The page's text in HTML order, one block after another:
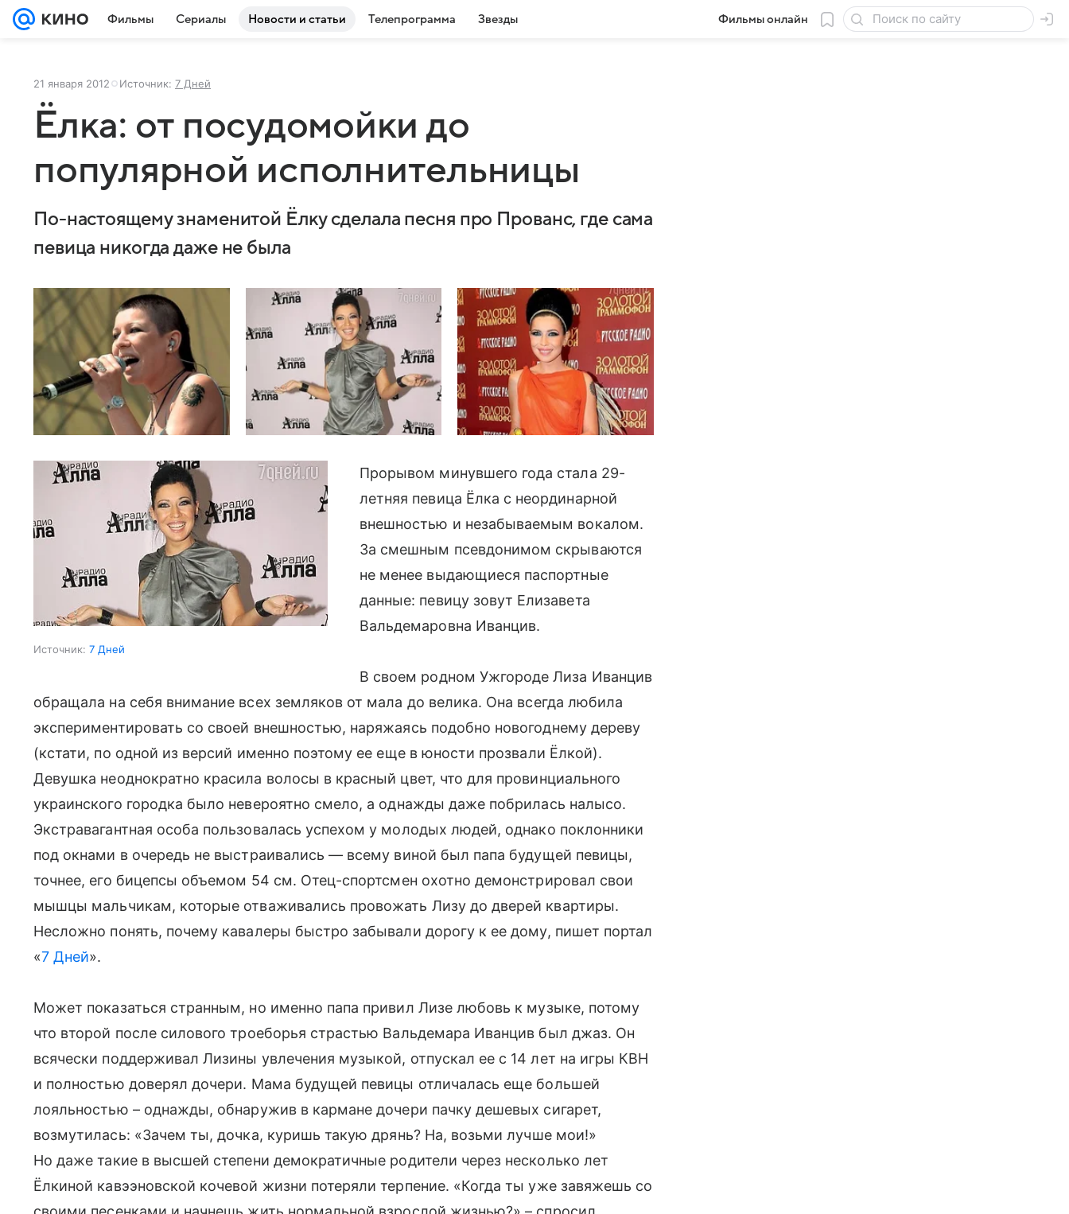
Фильмы Сериалы Новости и статьи Телепрограмма Звезды Фильмы онлайн
21 января 2012 Источник: 7 Дней
Ёлка: от посудомойки до
популярной исполнительницы
По-настоящему знаменитой Ёлку сделала песня про Прованс, где сама
певица никогда даже не была
Источник: 7 Дней
Прорывом минувшего года стала 29-
летняя певица Ёлка с неординарной
внешностью и незабываемым вокалом.
За смешным псевдонимом скрываются
не менее выдающиеся паспортные
данные: певицу зовут Елизавета
Вальдемаровна Иванцив.
В своем родном Ужгороде Лиза Иванцив
обращала на себя внимание всех земляков от мала до велика. Она всегда любила
экспериментировать со своей внешностью, наряжаясь подобно новогоднему дереву
(кстати, по одной из версий именно поэтому ее еще в юности прозвали Ёлкой).
Девушка неоднократно красила волосы в красный цвет, что для провинциального
украинского городка было невероятно смело, а однажды даже побрилась налысо.
Экстравагантная особа пользовалась успехом у молодых людей, однако поклонники
под окнами в очередь не выстраивались — всему виной был папа будущей певицы,
точнее, его бицепсы объемом 54 см. Отец-спортсмен охотно демонстрировал свои
мышцы мальчикам, которые отваживались провожать Лизу до дверей квартиры.
Несложно понять, почему кавалеры быстро забывали дорогу к ее дому, пишет портал
«7 Дней».
Может показаться странным, но именно папа привил Лизе любовь к музыке, потому
что второй после силового троеборья страстью Вальдемара Иванцив был джаз. Он
всячески поддерживал Лизины увлечения музыкой, отпускал ее с 14 лет на игры КВН
и полностью доверял дочери. Мама будущей певицы отличалась еще большей
лояльностью – однажды, обнаружив в кармане дочери пачку дешевых сигарет,
возмутилась: «Зачем ты, дочка, куришь такую дрянь? На, возьми лучше мои!»
Но даже такие в высшей степени демократичные родители через несколько лет
Ёлкиной кавээновской кочевой жизни потеряли терпение. «Когда ты уже завяжешь со